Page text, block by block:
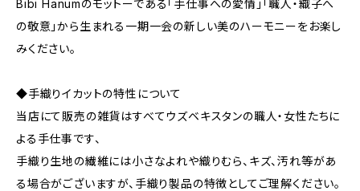
Bibi Hanumのモットーである「手仕事への愛情」「職人・織子へ
の敬意」から生まれる一期一会の新しい美のハーモニーをお楽し
みください。
◆手織りイカットの特性について
当店にて販売の雑貨はすべてウズベキスタンの職人・女性たちに
よる手仕事です、
手織り生地の繊維には小さなよれや織りむら、キズ、汚れ等があ
る場合がございますが、手織り製品の特徴としてご理解ください。